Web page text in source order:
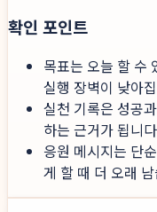
확인 포인트
목표는 오늘 할 수
실행 장벽이 낮아
실천 기록은 성공
하는 근거가 됩니
응원 메시지는 단
게 할 때 더 오래